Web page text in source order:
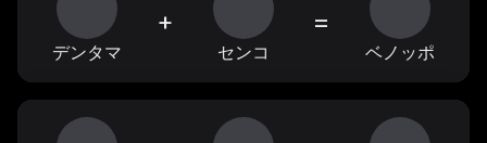
デンタマ
+
センコ
=
ベノッポ